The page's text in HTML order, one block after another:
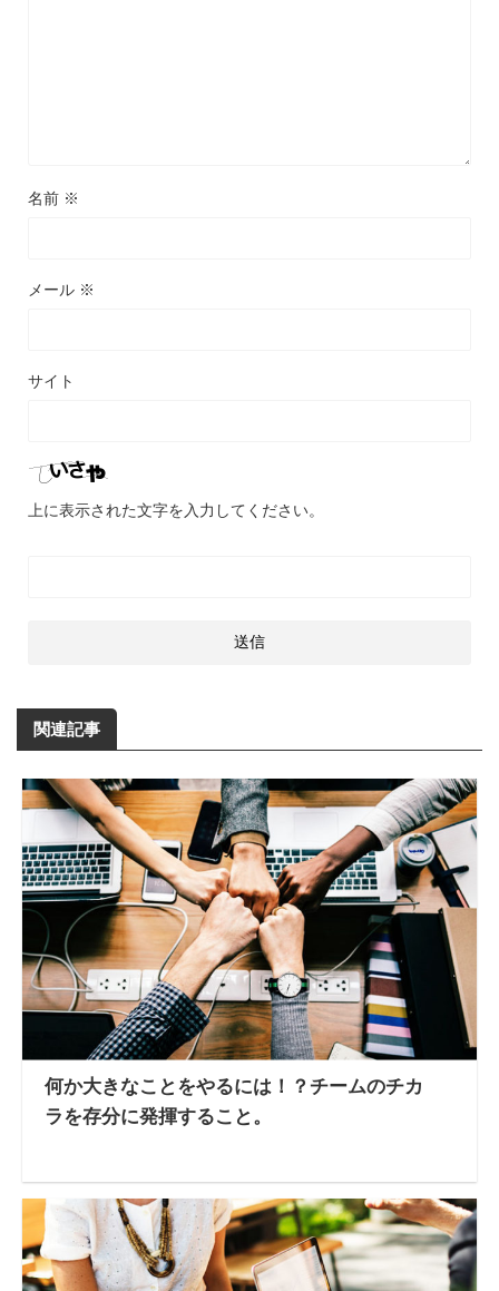
名前 ※
メール ※
サイト
上に表示された文字を入力してください。
関連記事
何か大きなことをやるには！？チームのチカ
ラを存分に発揮すること。